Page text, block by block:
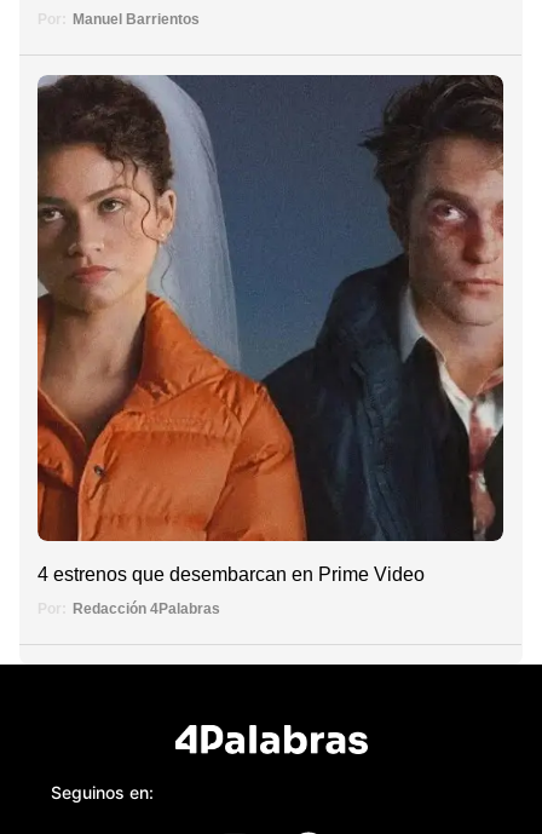
Por: Manuel Barrientos
4 estrenos que desembarcan en Prime Video
Por: Redacción 4Palabras
Seguinos en: